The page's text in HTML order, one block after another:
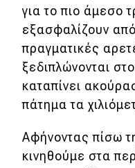
για το πιο άμεσο
εξασφαλίζουν
πραγματικές
ξεδιπλώνονται
καταπίνει
πάτημα τα
Αφήνοντας πίσω
κινηθούμε στα